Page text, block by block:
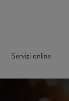
Servizi online